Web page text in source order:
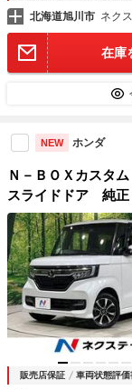
北海道旭川市 ネク
在庫
NEW ホンダ
Ｎ－ＢＯＸカスタ
スライドドア 純
グ 禁煙車 ドラレ
ＥＤヘッド 純正
逸脱警報
販売店保証 車両状態評価